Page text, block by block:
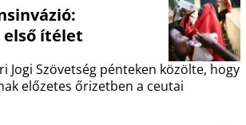
első ítélet
Jogi Szövetség pénteken közölte, hogy
előzetes őrizetben a ceutai